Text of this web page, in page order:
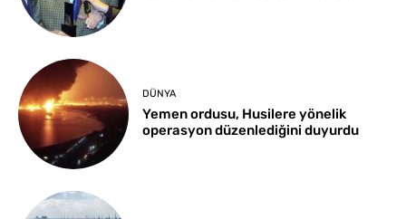
DÜNYA
Yemen ordusu, Husilere yönelik
operasyon düzenlediğini duyurdu